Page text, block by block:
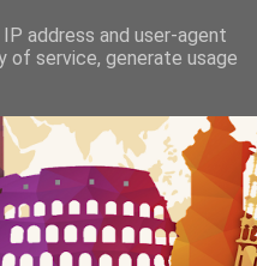
address and user-agent
of service, generate usage